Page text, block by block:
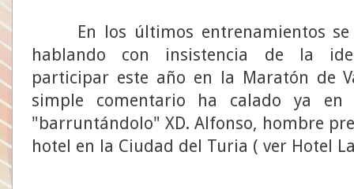
En los últimos entrenamientos se
hablando con insistencia de la
participar este año en la Maratón de
simple comentario ha calado ya
"barruntándolo" XD. Alfonso, hombre
hotel en la Ciudad del Turia ( ver Hotel